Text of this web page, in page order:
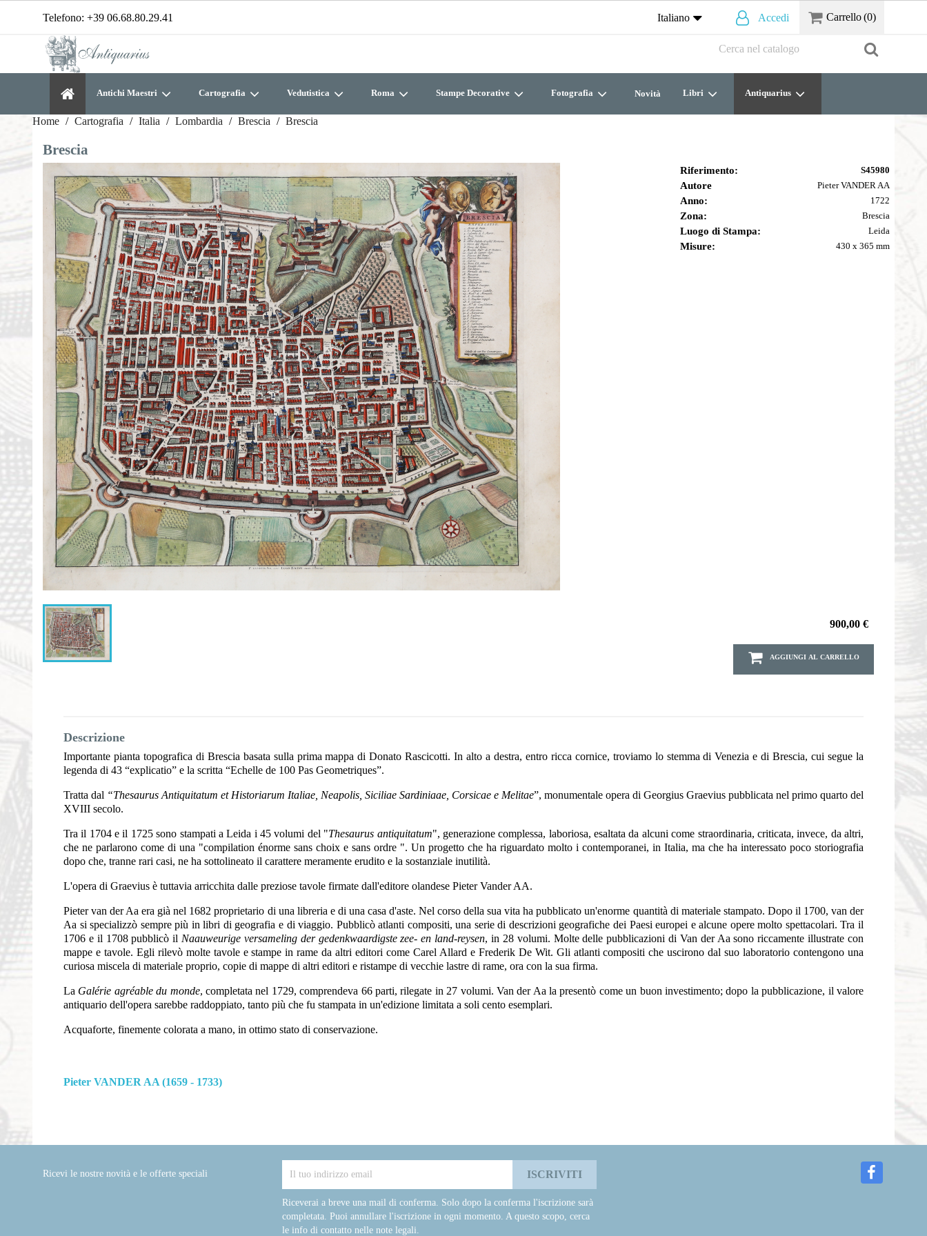
Telefono: +39 06.68.80.29.41 Italiano Accedi Carrello(0)
Antichi Maestri Cartografia Vedutistica Roma Stampe Decorative Fotografia Novità Libri Antiquarius
Home Cartografia Italia Lombardia Brescia Brescia
Brescia
Riferimento: S45980
Autore Pieter VANDER AA
Anno: 1722
Zona: Brescia
Luogo di Stampa: Leida
Misure: 430 x 365 mm
900,00 €
AGGIUNGI AL CARRELLO
Descrizione
Importante pianta topografica di Brescia basata sulla prima mappa di Donato Rascicotti. In alto a destra, entro ricca cornice, troviamo lo stemma di Venezia e di Brescia, cui segue la
legenda di 43 “explicatio” e la scritta “Echelle de 100 Pas Geometriques”.
Tratta dal “Thesaurus Antiquitatum et Historiarum Italiae, Neapolis, Siciliae Sardiniaae, Corsicae e Melitae”, monumentale opera di Georgius Graevius pubblicata nel primo quarto del
XVIII secolo.
Tra il 1704 e il 1725 sono stampati a Leida i 45 volumi del "Thesaurus antiquitatum", generazione complessa, laboriosa, esaltata da alcuni come straordinaria, criticata, invece, da altri,
che ne parlarono come di una "compilation énorme sans choix e sans ordre ". Un progetto che ha riguardato molto i contemporanei, in Italia, ma che ha interessato poco storiografia
dopo che, tranne rari casi, ne ha sottolineato il carattere meramente erudito e la sostanziale inutilità.
L'opera di Graevius è tuttavia arricchita dalle preziose tavole firmate dall'editore olandese Pieter Vander AA.
Pieter van der Aa era già nel 1682 proprietario di una libreria e di una casa d'aste. Nel corso della sua vita ha pubblicato un'enorme quantità di materiale stampato. Dopo il 1700, van der
Aa si specializzò sempre più in libri di geografia e di viaggio. Pubblicò atlanti compositi, una serie di descrizioni geografiche dei Paesi europei e alcune opere molto spettacolari. Tra il
1706 e il 1708 pubblicò il Naauweurige versameling der gedenkwaardigste zee- en land-reysen, in 28 volumi. Molte delle pubblicazioni di Van der Aa sono riccamente illustrate con
mappe e tavole. Egli rilevò molte tavole e stampe in rame da altri editori come Carel Allard e Frederik De Wit. Gli atlanti compositi che uscirono dal suo laboratorio contengono una
curiosa miscela di materiale proprio, copie di mappe di altri editori e ristampe di vecchie lastre di rame, ora con la sua firma.
La Galérie agréable du monde, completata nel 1729, comprendeva 66 parti, rilegate in 27 volumi. Van der Aa la presentò come un buon investimento; dopo la pubblicazione, il valore
antiquario dell'opera sarebbe raddoppiato, tanto più che fu stampata in un'edizione limitata a soli cento esemplari.
Acquaforte, finemente colorata a mano, in ottimo stato di conservazione.
Pieter VANDER AA (1659 - 1733)
Ricevi le nostre novità e le offerte speciali
Riceverai a breve una mail di conferma. Solo dopo la conferma l'iscrizione sarà
completata. Puoi annullare l'iscrizione in ogni momento. A questo scopo, cerca
le info di contatto nelle note legali.